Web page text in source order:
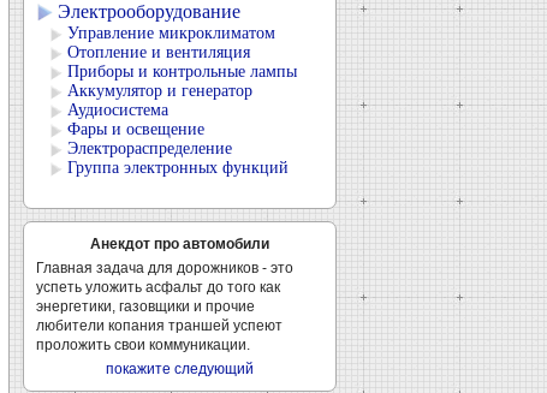
Электрооборудование
Управление микроклиматом
Отопление и вентиляция
Приборы и контрольные лампы
Аккумулятор и генератор
Аудиосистема
Фары и освещение
Электрораспределение
Группа электронных функций
Анекдот про автомобили
Главная задача для дорожников - это
успеть уложить асфальт до того как
энергетики, газовщики и прочие
любители копания траншей успеют
проложить свои коммуникации.
покажите следующий